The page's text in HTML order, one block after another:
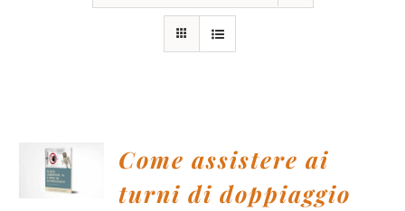
AL
CARRELLO
/
Come assistere ai
turni di doppiaggio